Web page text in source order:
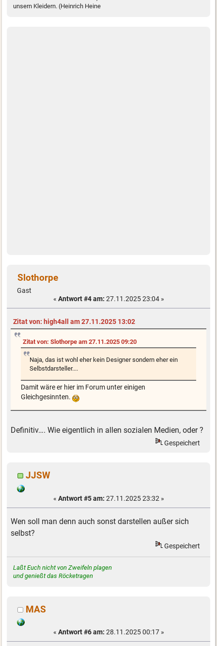
unsern Kleidern. (Heinrich Heine
Slothorpe
Gast
« Antwort #4 am: 27.11.2025 23:04 »
Zitat von: high4all am 27.11.2025 13:02
Zitat von: Slothorpe am 27.11.2025 09:20
Naja, das ist wohl eher kein Designer sondern eher ein
Selbstdarsteller....
Damit wäre er hier im Forum unter einigen
Gleichgesinnten.
Definitiv…. Wie eigentlich in allen sozialen Medien, oder ?
Gespeichert
JJSW
« Antwort #5 am: 27.11.2025 23:32 »
Wen soll man denn auch sonst darstellen außer sich
selbst?
Gespeichert
Laßt Euch nicht von Zweifeln plagen
und genießt das Röcketragen
MAS
« Antwort #6 am: 28.11.2025 00:17 »